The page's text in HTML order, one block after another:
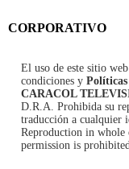
CORPORATIVO
El uso de este sitio
condiciones y
CARACOL
D.R.A. Prohibida su
traducción a cualquier
Reproduction in
permission is